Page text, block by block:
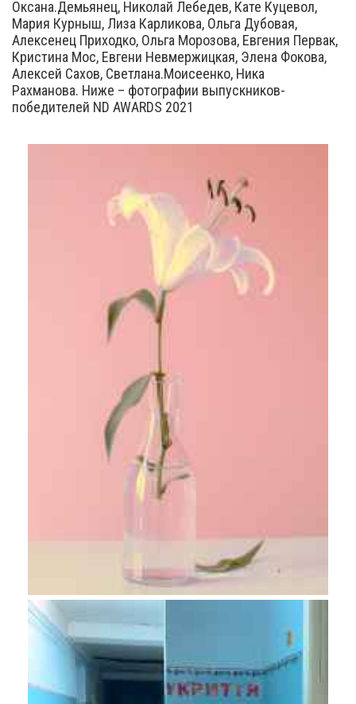
Оксана.Демьянец, Николай Лебедев, Кате Куцевол,
Мария Курныш, Лиза Карликова, Ольга Дубовая,
Алексенец Приходко, Ольга Морозова, Евгения Первак,
Кристина Мос, Евгени Невмержицкая, Элена Фокова,
Алексей Сахов, Светлана.Моисеенко, Ника
Рахманова. Ниже – фотографии выпускников-
победителей ND AWARDS 2021